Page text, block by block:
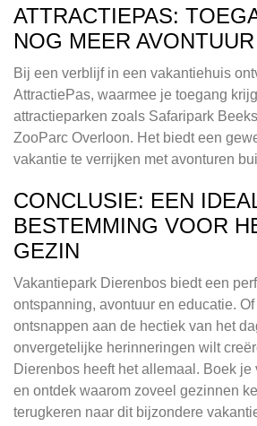
ATTRACTIEPAS:
NOG MEER AVONTUUR
Bij een verblijf in een vakantiehuis
AttractiePas, waarmee je toegang
attractieparken zoals Safaripark
ZooParc Overloon. Het biedt een
vakantie te verrijken met avonturen
CONCLUSIE: EEN
BESTEMMING VOOR
GEZIN
Vakantiepark Dierenbos biedt een
ontspanning, avontuur en educatie.
ontsnappen aan de hectiek van het
onvergetelijke herinneringen wilt
Dierenbos heeft het allemaal. Boek
en ontdek waarom zoveel gezinnen
terugkeren naar dit bijzondere